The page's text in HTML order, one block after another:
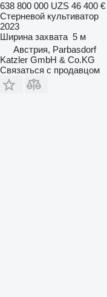
638 800 000 UZS 46 400 €
Стерневой культиватор
2023
Ширина захвата 5 м
Австрия, Parbasdorf
Katzler GmbH & Co.KG
Связаться с продавцом